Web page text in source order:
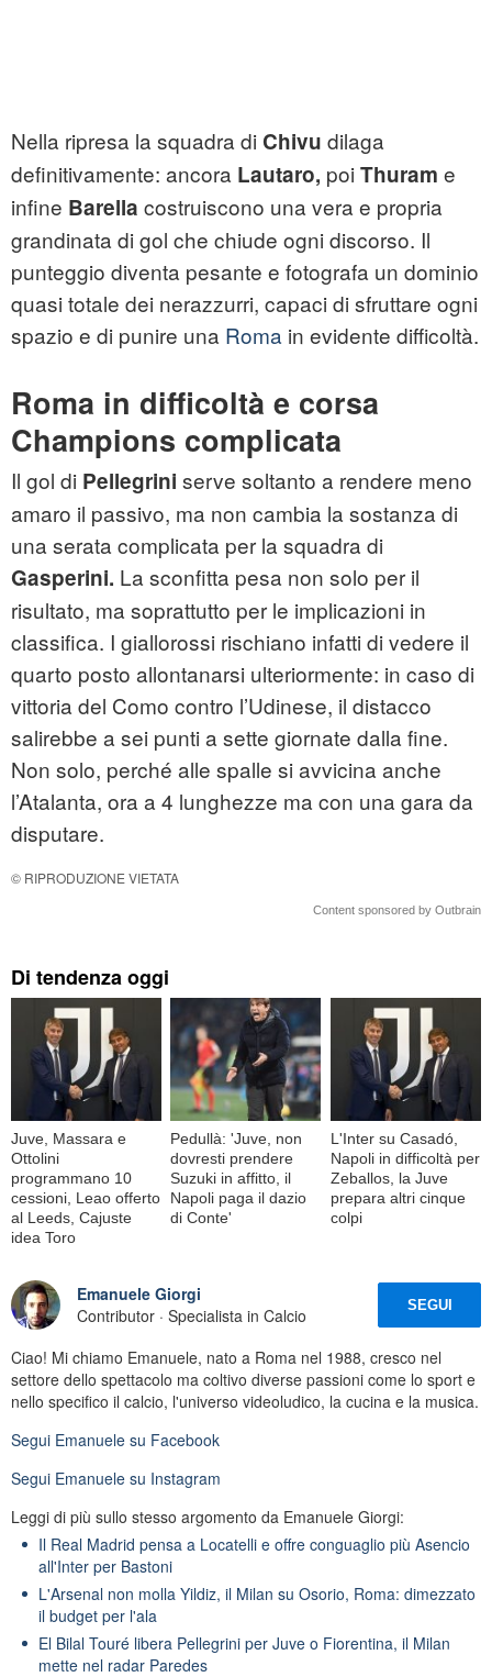
Nella ripresa la squadra di Chivu dilaga
definitivamente: ancora Lautaro, poi Thuram e
infine Barella costruiscono una vera e propria
grandinata di gol che chiude ogni discorso. Il
punteggio diventa pesante e fotografa un dominio
quasi totale dei nerazzurri, capaci di sfruttare ogni
spazio e di punire una Roma in evidente difficoltà.
Roma in difficoltà e corsa
Champions complicata
Il gol di Pellegrini serve soltanto a rendere meno
amaro il passivo, ma non cambia la sostanza di
una serata complicata per la squadra di
Gasperini. La sconfitta pesa non solo per il
risultato, ma soprattutto per le implicazioni in
classifica. I giallorossi rischiano infatti di vedere il
quarto posto allontanarsi ulteriormente: in caso di
vittoria del Como contro l’Udinese, il distacco
salirebbe a sei punti a sette giornate dalla fine.
Non solo, perché alle spalle si avvicina anche
l’Atalanta, ora a 4 lunghezze ma con una gara da
disputare.
© RIPRODUZIONE VIETATA
Content sponsored by Outbrain
Di tendenza oggi
Juve, Massara e
Ottolini
programmano 10
cessioni, Leao offerto
al Leeds, Cajuste
idea Toro
Pedullà: 'Juve, non
dovresti prendere
Suzuki in affitto, il
Napoli paga il dazio
di Conte'
L'Inter su Casadó,
Napoli in difficoltà per
Zeballos, la Juve
prepara altri cinque
colpi
Emanuele Giorgi
Contributor · Specialista in Calcio
SEGUI
Ciao! Mi chiamo Emanuele, nato a Roma nel 1988, cresco nel
settore dello spettacolo ma coltivo diverse passioni come lo sport e
nello specifico il calcio, l'universo videoludico, la cucina e la musica.
Segui Emanuele su Facebook
Segui Emanuele su Instagram
Leggi di più sullo stesso argomento da Emanuele Giorgi:
Il Real Madrid pensa a Locatelli e offre conguaglio più Asencio
all'Inter per Bastoni
L'Arsenal non molla Yildiz, il Milan su Osorio, Roma: dimezzato
il budget per l'ala
El Bilal Touré libera Pellegrini per Juve o Fiorentina, il Milan
mette nel radar Paredes